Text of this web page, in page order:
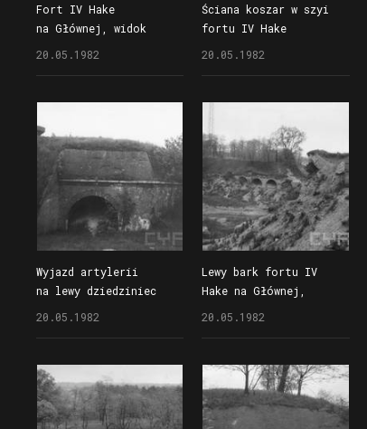
Fort IV Hake
na Głównej, widok
z okolic lewego naroża
i prochownię (ściana
po lewej)
20.05.1982
Ściana koszar w szyi
fortu IV Hake
na Głównej
20.05.1982
Wyjazd artylerii
na lewy dziedziniec
pogotowia na wale
20.05.1982
Lewy bark fortu IV
Hake na Głównej,
20.05.1982